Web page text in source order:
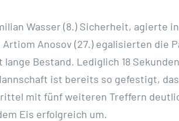
Wasser (8.) Sicherheit, agierte
Anosov (27.) egalisierten die
Bestand. Lediglich 18
ist bereits so gefestigt,
mit fünf weiteren Treffern
Eis erfolgreich um.